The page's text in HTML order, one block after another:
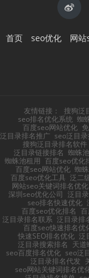
首页 seo优化 网
友情链接： 搜狗泛
seo排名优化系统 蜘
百度seo网站优化
泛目录排名推广 seo泛目录
搜狗泛目录排名软件
泛目录链接排名 蜘蛛
蜘蛛池租用 百度seo优化
百度seo网站优化 蜘
百度seo优化工具 泛二
网站seo关键词排名优化
深圳seo优化公司 泛目
seo排名快速优化
百度seo优化排名
泛目录排名联系 泛目录排
百度seo快速排名优
快速SEO排名优化 泛
泛目录搜索排名 天道
seo百度排名优化 seo泛
泛目录排名代发
seo网站关键词排名优